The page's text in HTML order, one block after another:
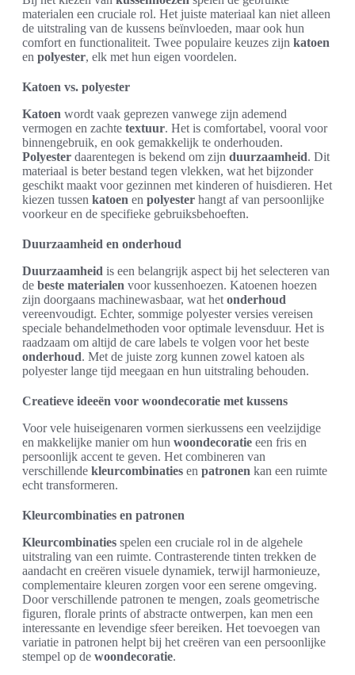
materialen een cruciale rol. Het juiste materiaal kan niet alleen
de uitstraling van de kussens beïnvloeden, maar ook hun
comfort en functionaliteit. Twee populaire keuzes zijn katoen
en polyester, elk met hun eigen voordelen.
Katoen vs. polyester
Katoen wordt vaak geprezen vanwege zijn ademend
vermogen en zachte textuur. Het is comfortabel, vooral voor
binnengebruik, en ook gemakkelijk te onderhouden.
Polyester daarentegen is bekend om zijn duurzaamheid. Dit
materiaal is beter bestand tegen vlekken, wat het bijzonder
geschikt maakt voor gezinnen met kinderen of huisdieren. Het
kiezen tussen katoen en polyester hangt af van persoonlijke
voorkeur en de specifieke gebruiksbehoeften.
Duurzaamheid en onderhoud
Duurzaamheid is een belangrijk aspect bij het selecteren van
de beste materialen voor kussenhoezen. Katoenen hoezen
zijn doorgaans machinewasbaar, wat het onderhoud
vereenvoudigt. Echter, sommige polyester versies vereisen
speciale behandelmethoden voor optimale levensduur. Het is
raadzaam om altijd de care labels te volgen voor het beste
onderhoud. Met de juiste zorg kunnen zowel katoen als
polyester lange tijd meegaan en hun uitstraling behouden.
Creatieve ideeën voor woondecoratie met kussens
Voor vele huiseigenaren vormen sierkussens een veelzijdige
en makkelijke manier om hun woondecoratie een fris en
persoonlijk accent te geven. Het combineren van
verschillende kleurcombinaties en patronen kan een ruimte
echt transformeren.
Kleurcombinaties en patronen
Kleurcombinaties spelen een cruciale rol in de algehele
uitstraling van een ruimte. Contrasterende tinten trekken de
aandacht en creëren visuele dynamiek, terwijl harmonieuze,
complementaire kleuren zorgen voor een serene omgeving.
Door verschillende patronen te mengen, zoals geometrische
figuren, florale prints of abstracte ontwerpen, kan men een
interessante en levendige sfeer bereiken. Het toevoegen van
variatie in patronen helpt bij het creëren van een persoonlijke
stempel op de woondecoratie.